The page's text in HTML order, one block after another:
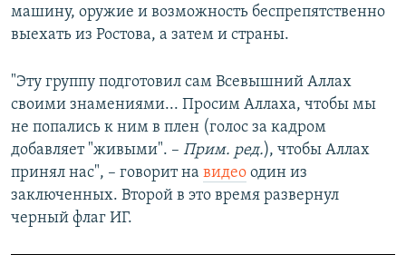
машину, оружие и возможность беспрепятственно
выехать из Ростова, а затем и страны.
"Эту группу подготовил сам Всевышний Аллах
своими знамениями... Просим Аллаха, чтобы мы
не попались к ним в плен (голос за кадром
добавляет "живыми". – Прим. ред.), чтобы Аллах
принял нас", – говорит на видео один из
заключенных. Второй в это время развернул
черный флаг ИГ.